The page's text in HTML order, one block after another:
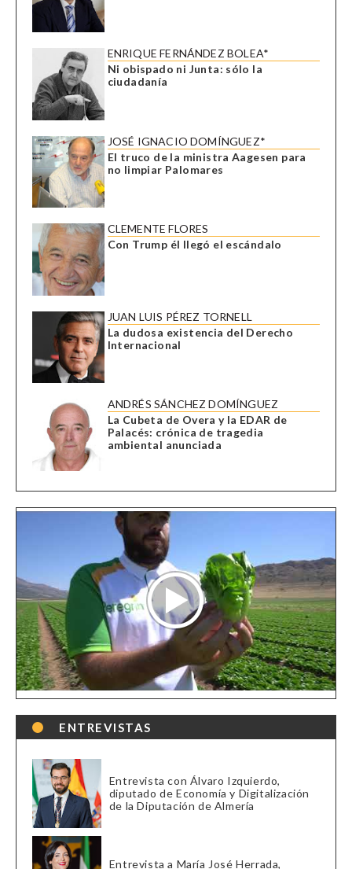
ENRIQUE FERNÁNDEZ BOLEA*
Ni obispado ni Junta: sólo la
ciudadanía
JOSÉ IGNACIO DOMÍNGUEZ*
El truco de la ministra Aagesen para
no limpiar Palomares
CLEMENTE FLORES
Con Trump él llegó el escándalo
JUAN LUIS PÉREZ TORNELL
La dudosa existencia del Derecho
Internacional
ANDRÉS SÁNCHEZ DOMÍNGUEZ
La Cubeta de Overa y la EDAR de
Palacés: crónica de tragedia
ambiental anunciada
ENTREVISTAS
Entrevista con Álvaro Izquierdo,
diputado de Economía y Digitalización
de la Diputación de Almería
Entrevista a María José Herrada,